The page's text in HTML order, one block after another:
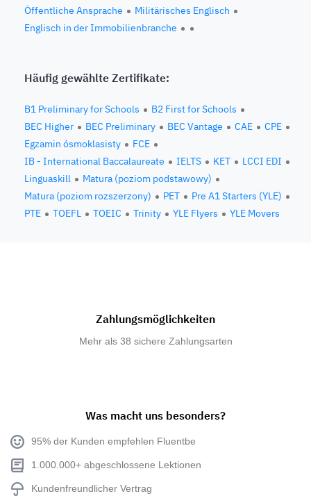
Öffentliche Ansprache
Militärisches Englisch
Englisch in der Immobilienbranche
Häufig gewählte Zertifikate:
B1 Preliminary for Schools
B2 First for Schools
BEC Higher
BEC Preliminary BEC Vantage CAE
CPE
Egzamin ósmoklasisty
FCE
IB - International Baccalaureate
IELTS KET
LCCI EDI
Linguaskill
Matura (poziom podstawowy)
Matura (poziom rozszerzony)
PET
Pre A1 Starters (YLE)
PTE
TOEFL TOEIC Trinity YLE Flyers YLE Movers
Zahlungsmöglichkeiten
Mehr als 38 sichere Zahlungsarten
Was macht uns besonders?
95% der Kunden empfehlen Fluentbe
1.000.000+ abgeschlossene Lektionen
Kundenfreundlicher Vertrag